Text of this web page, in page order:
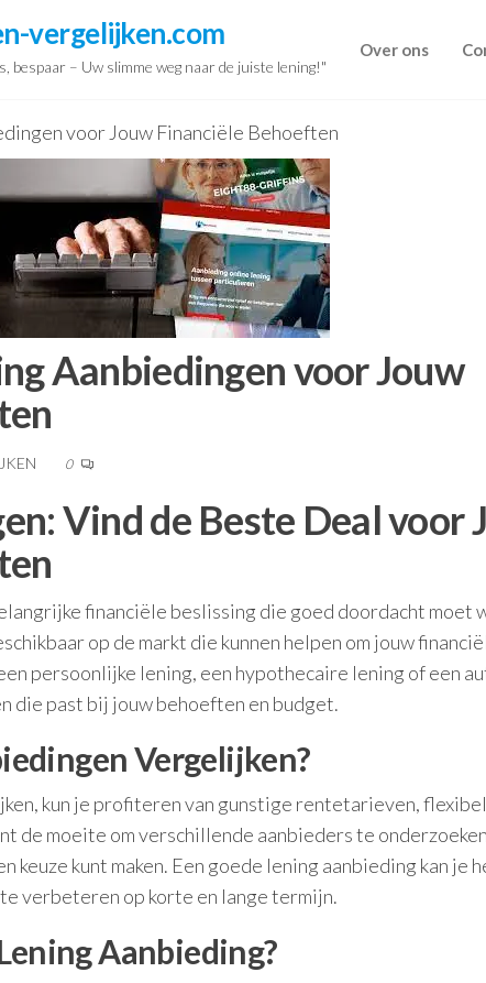
vergelijken.com
bespaar – Uw slimme weg naar de juiste lening!"
Over ons
voor Jouw Financiële Behoeften
Aanbiedingen voor Jouw
0
Vind de Beste Deal voor
financiële beslissing die goed doordacht moet
op de markt die kunnen helpen om jouw
persoonlijke lening, een hypothecaire lening of een
die past bij jouw behoeften en budget.
Vergelijken?
kun je profiteren van gunstige rentetarieven,
de moeite om verschillende aanbieders te
kunt maken. Een goede lening aanbieding kan je
verbeteren op korte en lange termijn.
Aanbieding?